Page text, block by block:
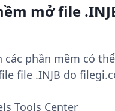
mở file
các phần mềm có
file .INJB do
Tools Center